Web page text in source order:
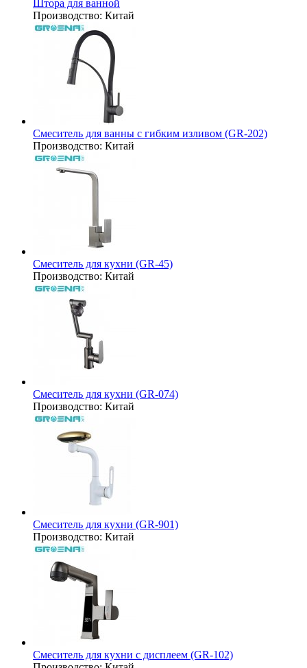
Штора для ванной
Производство: Китай
Смеситель для ванны с гибким изливом (GR-202)
Производство: Китай
Смеситель для кухни (GR-45)
Производство: Китай
Смеситель для кухни (GR-074)
Производство: Китай
Смеситель для кухни (GR-901)
Производство: Китай
Смеситель для кухни с дисплеем (GR-102)